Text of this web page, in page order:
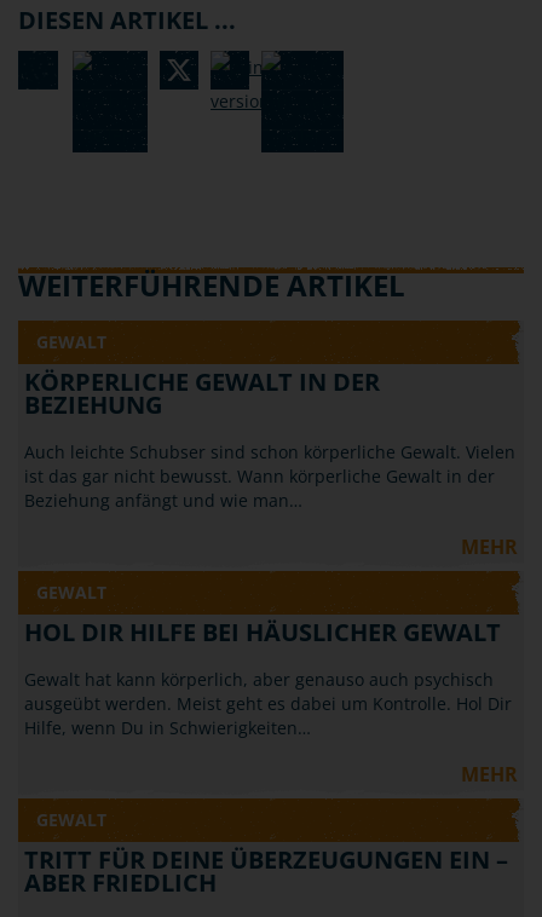
DIESEN ARTIKEL ...
WEITERFÜHRENDE ARTIKEL
GEWALT
KÖRPERLICHE GEWALT IN DER
BEZIEHUNG
Auch leichte Schubser sind schon körperliche Gewalt. Vielen
ist das gar nicht bewusst. Wann körperliche Gewalt in der
Beziehung anfängt und wie man…
MEHR
GEWALT
HOL DIR HILFE BEI HÄUSLICHER GEWALT
Gewalt hat kann körperlich, aber genauso auch psychisch
ausgeübt werden. Meist geht es dabei um Kontrolle. Hol Dir
Hilfe, wenn Du in Schwierigkeiten…
MEHR
GEWALT
TRITT FÜR DEINE ÜBERZEUGUNGEN EIN –
ABER FRIEDLICH